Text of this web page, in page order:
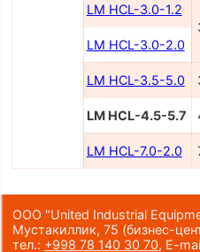
LM HCL-3.0-1.2
LM HCL-3.0-2.0
LM HCL-3.5-5.0
LM HCL-4.5-5.7
LM HCL-7.0-2.0
ООО "United Industrial
Мустакиллик, 75 (бизнес-
тел.: +998 78 140 30 70, E-